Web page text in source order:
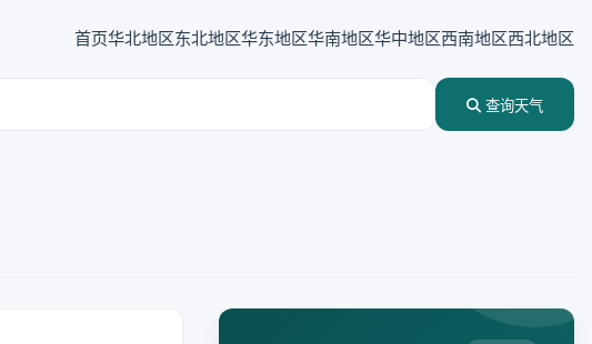
首页华北地区东北地区华东地区华南地区华中地区西南地区西北地区
查询天气